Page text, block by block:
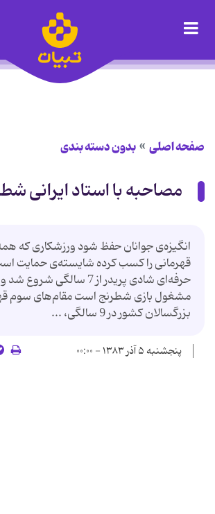
صفحه اصلی بدون دسته بندی
مصاحبه با استاد ایرانی
انگیزه‌ی جوانان حفظ شود ورزشكاری كه
قهرمانی را كسب كرده شایسته‌ی حمایت
مشغول بازی شطرنج است مقام‌های سوم
بزرگسالان كشور در 9 سالگی، ...
پنجشنبه ۵ آذر ۱۳۸۳ - ۰۰:۰۰